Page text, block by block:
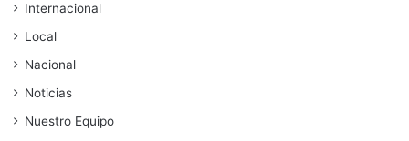
Internacional
Local
Nacional
Noticias
Nuestro Equipo